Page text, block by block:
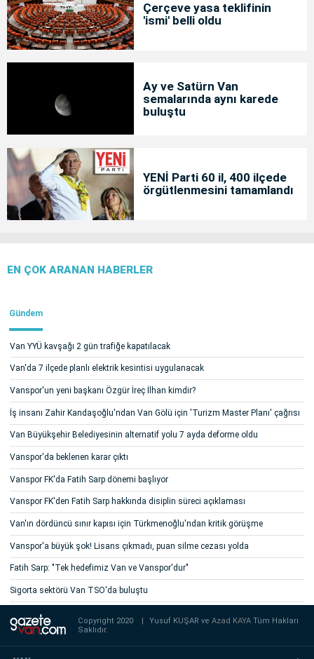
Çerçeve yasa teklifinin
'ismi' belli oldu
Ay ve Satürn Van
semalarında aynı karede
buluştu
YENİ Parti 60 il, 400 ilçede
örgütlenmesini tamamlandı
EN ÇOK ARANAN HABERLER
Gündem
Van YYÜ kavşağı 2 gün trafiğe kapatılacak
Van'da 7 ilçede planlı elektrik kesintisi uygulanacak
Vanspor'un yeni başkanı Özgür İreç İlhan kimdir?
İş insanı Zahir Kandaşoğlu'ndan Van Gölü için 'Turizm Master Planı' çağrısı
Van Büyükşehir Belediyesinin alternatif yolu 7 ayda deforme oldu
Vanspor'da beklenen karar çıktı
Vanspor FK'da Fatih Sarp dönemi başlıyor
Vanspor FK'den Fatih Sarp hakkında disiplin süreci açıklaması
Van'ın dördüncü sınır kapısı için Türkmenoğlu'ndan kritik görüşme
Vanspor'a büyük şok! Lisans çıkmadı, puan silme cezası yolda
Fatih Sarp: "Tek hedefimiz Van ve Vanspor'dur"
Sigorta sektörü Van TSO'da buluştu
Copyright 2020 | Yusuf KUŞAR veAzad KAYATüm Hakları
Saklıdır.